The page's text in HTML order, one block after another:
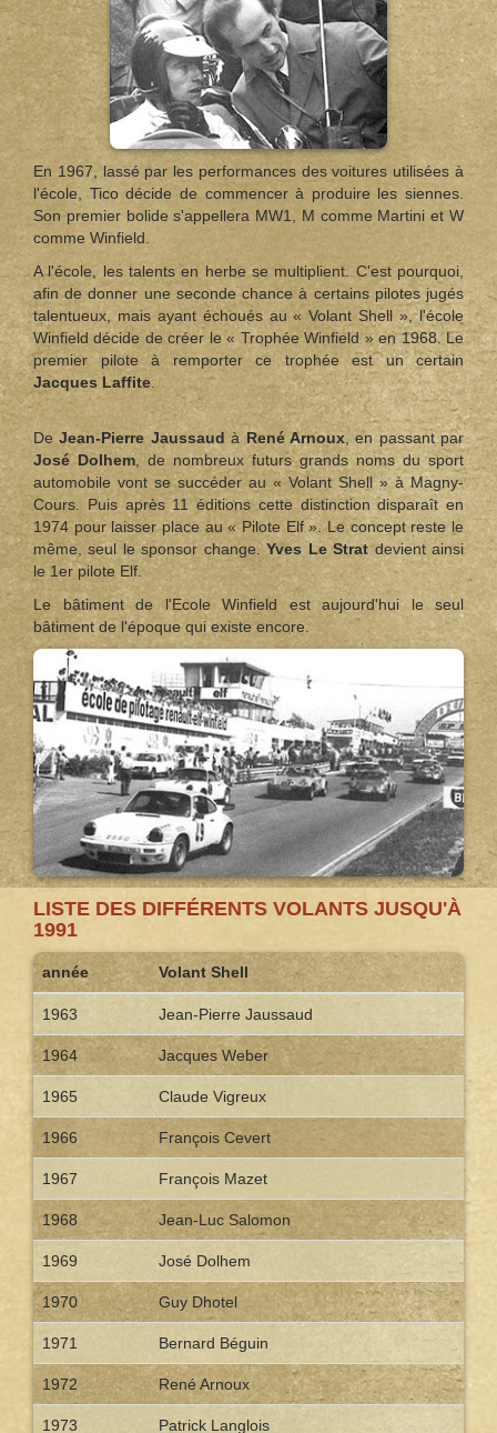
En 1967, lassé par les performances des voitures utilisées à
l'école, Tico décide de commencer à produire les siennes.
Son premier bolide s'appellera MW1, M comme Martini et W
comme Winfield.
A l'école, les talents en herbe se multiplient. C'est pourquoi,
afin de donner une seconde chance à certains pilotes jugés
talentueux, mais ayant échoués au « Volant Shell », l'école
Winfield décide de créer le « Trophée Winfield » en 1968. Le
premier pilote à remporter ce trophée est un certain
Jacques Laffite
DeJean-Pierre Jaussaud àRené Arnoux, en passant par
José Dolhem , de nombreux futurs grands noms du sport
automobile vont se succéder au « Volant Shell » à Magny-
Cours. Puis après 11 éditions cette distinction disparaît en
1974 pour laisser place au « Pilote Elf ». Le concept reste le
même, seul le sponsor change.Yves Le Stratdevient ainsi
le 1er pilote Elf.
Le bâtiment de l'Ecole Winfield est aujourd'hui le seul
bâtiment de l'époque qui existe encore.
LISTE DES DIFFÉRENTS VOLANTS JUSQU'À
1991
année Volant Shell
1963 Jean-Pierre Jaussaud
1964 Jacques Weber
1965 Claude Vigreux
1966 François Cevert
1967 François Mazet
1968 Jean-Luc Salomon
1969 José Dolhem
1970 Guy Dhotel
1971 Bernard Béguin
1972 René Arnoux
1973 Patrick Langlois